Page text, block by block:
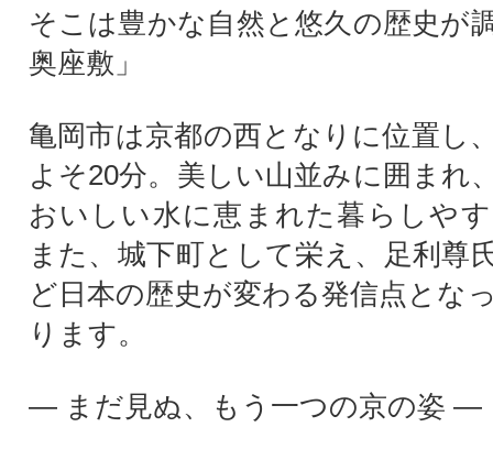
そこは豊かな自然と悠久の歴史が
奥座敷」
亀岡市は京都の西となりに位置し
よそ20分。美しい山並みに囲まれ
おいしい水に恵まれた暮らしや
また、城下町として栄え、足利尊
ど日本の歴史が変わる発信点とな
ります。
― まだ見ぬ、もう一つの京の姿 ―